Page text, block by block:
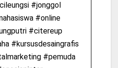
#jonggol
#online
#citereup
#kursusdesaingrafis
#pemuda